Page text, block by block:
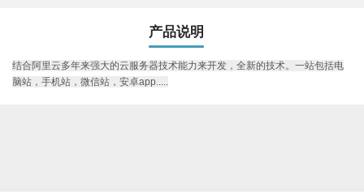
产品说明
结合阿里云多年来强大的云服务器技术能力来开发，全新的技术。一站包括电
脑站，手机站，微信站，安卓app.....